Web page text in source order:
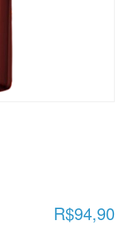
R$94,90